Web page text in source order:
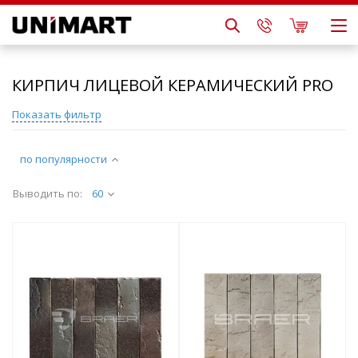
КИРПИЧ ЛИЦЕВОЙ КЕРАМИЧЕСКИЙ PRO
по популярности
Выводить по: 60
Показать фильтр